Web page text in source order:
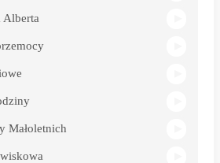
Alberta
Małoletnich